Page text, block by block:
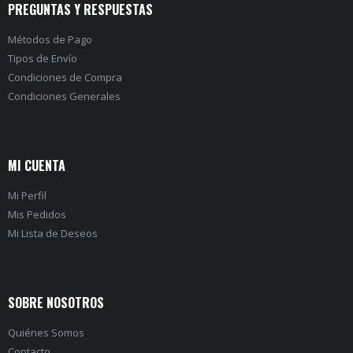
PREGUNTAS Y RESPUESTAS
Métodos de Pago
Tipos de Envío
Condiciones de Compra
Condiciones Generales
MI CUENTA
Mi Perfil
Mis Pedidos
Mi Lista de Deseos
SOBRE NOSOTROS
Quiénes Somos